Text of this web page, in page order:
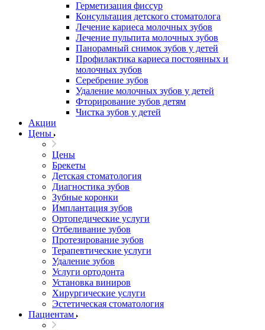
Герметизация фиссур
Консультация детского стоматолога
Лечение кариеса молочных зубов
Лечение пульпита молочных зубов
Панорамный снимок зубов у детей
Профилактика кариеса постоянных и
молочных зубов
Серебрение зубов
Удаление молочных зубов у детей
Фторирование зубов детям
Чистка зубов у детей
Акции
Цены
Цены
Брекеты
Детская стоматология
Диагностика зубов
Зубные коронки
Имплантация зубов
Ортопедические услуги
Отбеливание зубов
Протезирование зубов
Терапевтические услуги
Удаление зубов
Услуги ортодонта
Установка виниров
Хирургические услуги
Эстетическая стоматология
Пациентам